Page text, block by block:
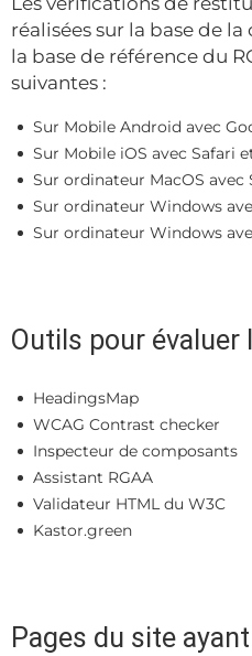
réalisées sur la base de
la base de référence du
suivantes :
Sur Mobile Android avec
Sur Mobile iOS avec Safari
Sur ordinateur MacOS avec
Sur ordinateur Windows
Sur ordinateur Windows
Outils pour évaluer
HeadingsMap
WCAG Contrast checker
Inspecteur de composants
Assistant RGAA
Validateur HTML du W3C
Kastor.green
Pages du site